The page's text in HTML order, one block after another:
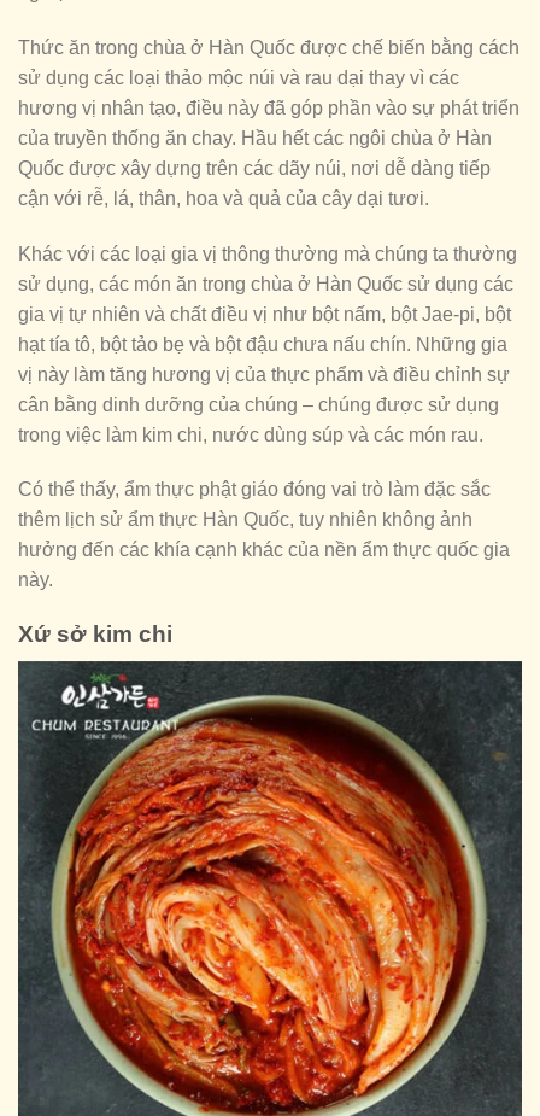
Thức ăn trong chùa ở Hàn Quốc được chế biến bằng cách
sử dụng các loại thảo mộc núi và rau dại thay vì các
hương vị nhân tạo, điều này đã góp phần vào sự phát triển
của truyền thống ăn chay. Hầu hết các ngôi chùa ở Hàn
Quốc được xây dựng trên các dãy núi, nơi dễ dàng tiếp
cận với rễ, lá, thân, hoa và quả của cây dại tươi.
Khác với các loại gia vị thông thường mà chúng ta thường
sử dụng, các món ăn trong chùa ở Hàn Quốc sử dụng các
gia vị tự nhiên và chất điều vị như bột nấm, bột Jae-pi, bột
hạt tía tô, bột tảo bẹ và bột đậu chưa nấu chín. Những gia
vị này làm tăng hương vị của thực phẩm và điều chỉnh sự
cân bằng dinh dưỡng của chúng – chúng được sử dụng
trong việc làm kim chi, nước dùng súp và các món rau.
Có thể thấy, ẩm thực phật giáo đóng vai trò làm đặc sắc
thêm lịch sử ẩm thực Hàn Quốc, tuy nhiên không ảnh
hưởng đến các khía cạnh khác của nền ẩm thực quốc gia
này.
Xứ sở kim chi